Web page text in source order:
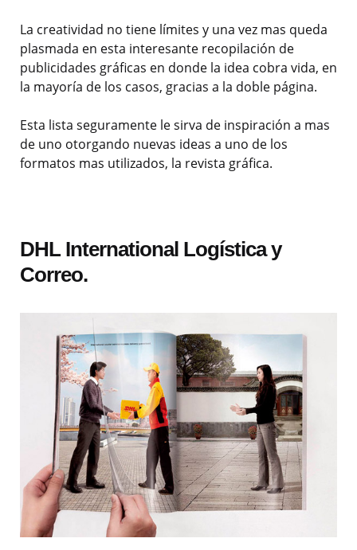
La creatividad no tiene límites y una vez mas queda
plasmada en esta interesante recopilación de
publicidades gráficas en donde la idea cobra vida, en
la mayoría de los casos, gracias a la doble página.
Esta lista seguramente le sirva de inspiración a mas
de uno otorgando nuevas ideas a uno de los
formatos mas utilizados, la revista gráfica.
DHL International Logística y
Correo.